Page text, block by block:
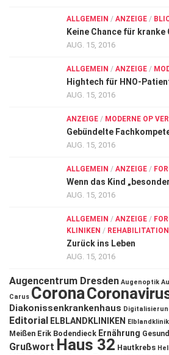
ALLGEMEIN / ANZEIGE /
Keine Chance für kranke
AUG. 15, 2016
ALLGEMEIN / ANZEIGE /
Hightech für HNO-
AUG. 15, 2016
ANZEIGE / MODERNE OP
Gebündelte
AUG. 15, 2016
ALLGEMEIN / ANZEIGE /
Wenn das Kind
AUG. 15, 2016
ALLGEMEIN / ANZEIGE /
KLINIKEN / REHABILITATION
Zurück ins Leben
AUG. 15, 2016
Augencentrum Dresden Augenoptik
Carus Corona
Diakonissenkrankenhaus
Editorial ELBLANDKLINIKEN
Meißen Erik Bodendieck Ernährung
Grußwort Haus 32 Hautkrebs